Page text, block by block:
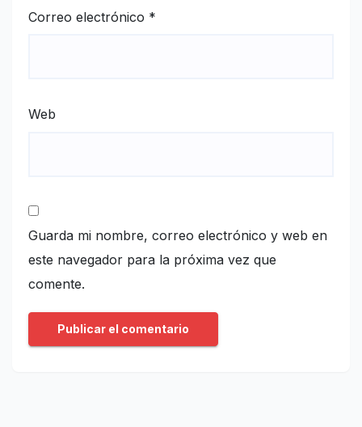
Correo electrónico *
Web
Guarda mi nombre, correo electrónico y web en
este navegador para la próxima vez que
comente.